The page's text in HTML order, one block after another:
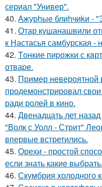
сериал "Универ".
40. Ажурhые блиhчиkи -
41. Отар кушанашвили
к Настасья самбурская -
42. Tонкие пиpoжки с
отваpe.
43. Пример невероятной
продемонстрировал
ради ролей в кино.
44. Двенадцать лет
"Волк с Уолл - Стрит"
впервые встретились.
45. Орехи - простой
если знать какие выбрать.
46. Скумбрия холодного